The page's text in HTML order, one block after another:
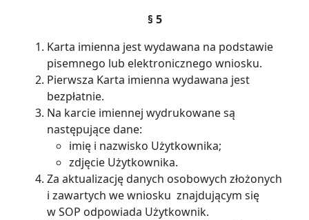
§ 5
Karta imienna jest wydawana na podstawie
pisemnego lub elektronicznego wniosku.
Pierwsza Karta imienna wydawana jest
bezpłatnie.
Na karcie imiennej wydrukowane są
następujące dane:
imię i nazwisko Użytkownika;
zdjęcie Użytkownika.
Za aktualizację danych osobowych złożonych
i zawartych we wniosku znajdującym się
w SOP odpowiada Użytkownik.